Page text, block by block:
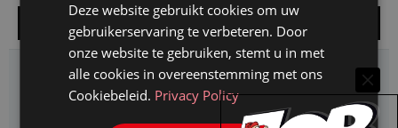
Alle vacatures
HMP zoekt een
Jurist Arbeidsrecht
Deze website gebruikt cookies om uw
gebruikerservaring te verbeteren. Door
onze website te gebruiken, stemt u in met
alle cookies in overeenstemming met ons
Cookiebeleid. Privacy Policy